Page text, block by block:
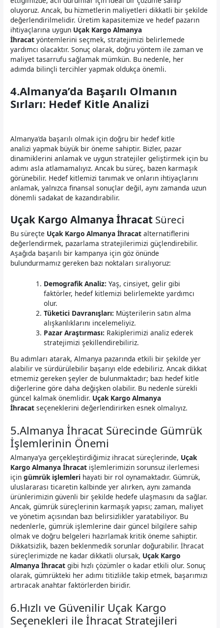
oluyoruz. Ancak, bu hizmetlerin maliyetleri dikkatli bir şekilde
değerlendirilmelidir. Üretim kapasitemize ve hedef pazarın
ihtiyaçlarına uygun Uçak Kargo Almanya
İhracat yöntemlerini seçmek, stratejimizi belirlemede
yardımcı olacaktır. Sonuç olarak, doğru yöntem ile zaman ve
maliyet tasarrufu sağlamak mümkün. Bu nedenle, her
adımda bilinçli tercihler yapmak oldukça önemli.
4.Almanya’da Başarılı Olmanın
Sırları: Hedef Kitle Analizi
Almanya’da başarılı olmak için doğru bir hedef kitle
analizi yapmak büyük bir öneme sahiptir. Bizler, pazar
dinamiklerini anlamak ve uygun stratejiler geliştirmek için bu
adımı asla atlamamalıyız. Ancak bu süreç, bazen karmaşık
görünebilir. Hedef kitlemizi tanımak ve onların ihtiyaçlarını
anlamak, yalnızca finansal sonuçlar değil, aynı zamanda uzun
dönemli sadakat de kazandırabilir.
Uçak Kargo Almanya İhracat Süreci
Bu süreçte Uçak Kargo Almanya İhracat alternatiflerini
değerlendirmek, pazarlama stratejilerimizi güçlendirebilir.
Aşağıda başarılı bir kampanya için göz önünde
bulundurmamız gereken bazı noktaları sıralıyoruz:
Demografik Analiz: Yaş, cinsiyet, gelir gibi
faktörler, hedef kitlemizi belirlemekte yardımcı
olur.
Tüketici Davranışları: Müşterilerin satın alma
alışkanlıklarını incelemeliyiz.
Pazar Araştırması: Rakiplerimizi analiz ederek
stratejimizi şekillendirebiliriz.
Bu adımları atarak, Almanya pazarında etkili bir şekilde yer
alabilir ve sürdürülebilir başarıyı elde edebiliriz. Ancak dikkat
etmemiz gereken şeyler de bulunmaktadır; bazı hedef kitle
diğerlerine göre daha değişken olabilir. Bu nedenle sürekli
güncel kalmak önemlidir. Uçak Kargo Almanya
İhracat seçeneklerini değerlendirirken esnek olmalıyız.
5.Almanya İhracat Sürecinde Gümrük
İşlemlerinin Önemi
Almanya’ya gerçekleştirdiğimiz ihracat süreçlerinde, Uçak
Kargo Almanya İhracat işlemlerimizin sorunsuz ilerlemesi
içingümrük işlemleri hayati bir rol oynamaktadır. Gümrük,
uluslararası ticaretin kalbinde yer alırken, aynı zamanda
ürünlerimizin güvenli bir şekilde hedefe ulaşmasını da sağlar.
Ancak, gümrük süreçlerinin karmaşık yapısı; zaman, maliyet
ve yönetim açısından bazı belirsizlikler yaratabiliyor. Bu
nedenlerle, gümrük işlemlerine dair güncel bilgilere sahip
olmak ve doğru belgeleri hazırlamak kritik öneme sahiptir.
Dikkatsizlik, bazen beklenmedik sorunlar doğurabilir. İhracat
süreçlerimizde ne kadar dikkatli olursak, Uçak Kargo
Almanya İhracat gibi hızlı çözümler o kadar etkili olur. Sonuç
olarak, gümrükteki her adımı titizlikle takip etmek, başarımızı
artıracak anahtar faktörlerden biridir.
6.Hızlı ve Güvenilir Uçak Kargo
Seçenekleri ile İhracat Stratejileri